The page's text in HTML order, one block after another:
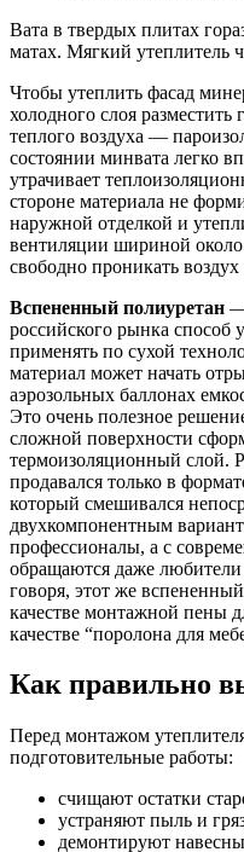
Вата в твердых плитах
матах. Мягкий утеплитель
Чтобы утеплить фасад
холодного слоя
теплого воздуха —
состоянии минвата легко
утрачивает
стороне материала не
наружной отделкой и
вентиляции шириной
свободно проникать
Вспененный полиуретан —
российского рынка способ
применять по сухой
материал может начать
аэрозольных баллонах
Это очень полезное
сложной поверхности
термоизоляционный слой.
продавался только в
который смешивался
двухкомпонентным
профессионалы, а с
обращаются даже
говоря, этот же
качестве монтажной пены
качестве “поролона для
Как правильно
Перед монтажом
подготовительные работы:
счищают остатки
устраняют пыль и
демонтируют